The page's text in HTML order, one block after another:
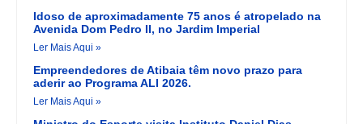
Idoso de aproximadamente 75 anos é atropelado na
Avenida Dom Pedro II, no Jardim Imperial
Ler Mais Aqui »
Empreendedores de Atibaia têm novo prazo para
aderir ao Programa ALI 2026.
Ler Mais Aqui »